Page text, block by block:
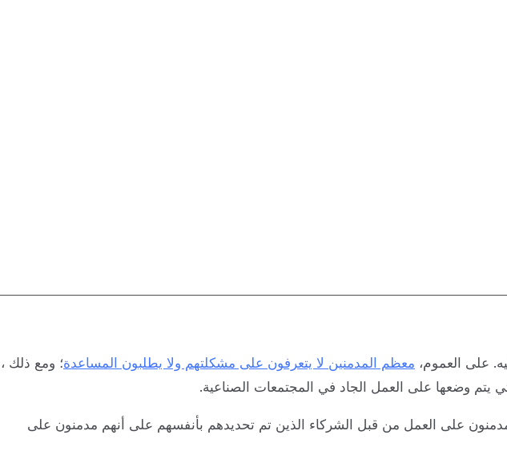
على العموم، معظم المدمنين لا يتعرفون على مشكلتهم ولا يطلبون المساعدة؛ ومع ذلك ،
يتم وضعها على العمل الجاد في المجتمعات الصناعية.
الذين تم تحديدهم على أنهم مدمنون على العمل من قبل الشركاء الذين تم تحديدهم بأنفسهم على أنهم مدمنون على